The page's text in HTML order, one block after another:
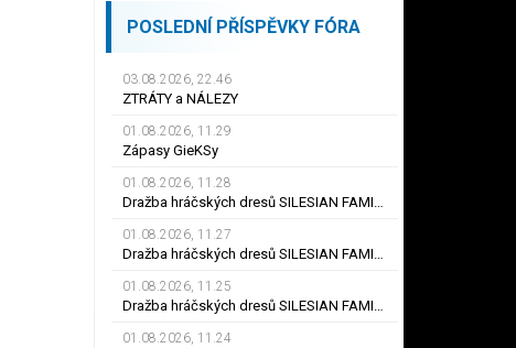
POSLEDNÍ PŘÍSPĚVKY FÓRA
03.08.2026, 22.46
ZTRÁTY a NÁLEZY
01.08.2026, 11.29
Zápasy GieKSy
01.08.2026, 11.28
Dražba hráčských dresů SILESIAN FAMILY - #25 Robert SADOWSKI
01.08.2026, 11.27
Dražba hráčských dresů SILESIAN FAMILY - #22
01.08.2026, 11.25
Dražba hráčských dresů SILESIAN FAMILY - #6
01.08.2026, 11.24